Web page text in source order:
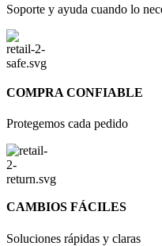
Soporte y ayuda cuando lo
COMPRA CONFIABLE
Protegemos cada pedido
CAMBIOS FÁCILES
Soluciones rápidas y claras